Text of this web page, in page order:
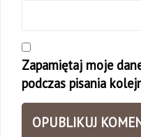
Zapamiętaj moje
podczas pisania